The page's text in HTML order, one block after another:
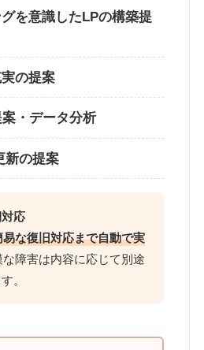
を意識したLPの構築提
の提案
・データ分析
新の提案
応
易な復旧対応まで自動で実
な障害は内容に応じて別途
。